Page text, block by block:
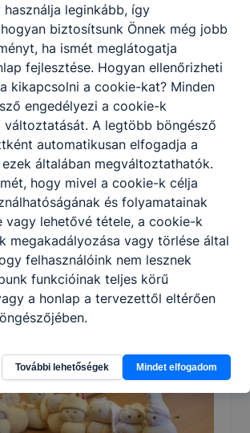
hirdet a szabad férőhelyekre,
A jelentkezés határideje:
NMSZC - Keri
leginkább, így
biztosítsunk Önnek még jobb
ha ismét meglátogatja
fejlesztése. Hogyan ellenőrizheti
kikapcsolni a cookie-kat? Minden
engedélyezi a cookie-k
változtatását. A legtöbb böngésző
automatikusan elfogadja a
általában megváltoztathatók.
hogy mivel a cookie-k célja
és folyamatainak
vagy lehetővé tétele, a cookie-k
megakadályozása vagy törlése által
felhasználóink nem lesznek
funkcióinak teljes körű
a honlap a tervezettől eltérően
További lehetőségek Mindet elfogadom